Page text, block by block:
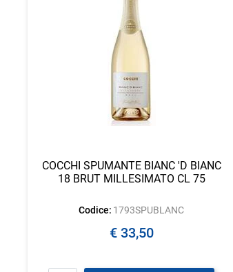
COCCHI SPUMANTE BIANC 'D BIANC
18 BRUT MILLESIMATO CL 75
Codice: 1793SPUBLANC
€ 33,50